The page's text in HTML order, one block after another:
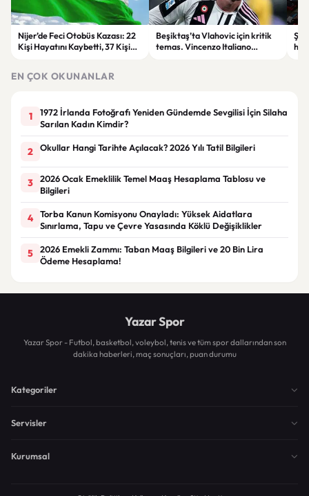
Nijer’de Feci Otobüs Kazası: 22
Kişi Hayatını Kaybetti, 37 Kişi
Beşiktaş’ta Vlahovic için kritik
temas. Vincenzo Italiano
EN ÇOK OKUNANLAR
1
1972 İrlanda Fotoğrafı Yeniden Gündemde Sevgilisi İçin Silaha
Sarılan Kadın Kimdir?
2 Okullar Hangi Tarihte Açılacak? 2026 Yılı Tatil Bilgileri
3
2026 Ocak Emeklilik Temel Maaş Hesaplama Tablosu ve
Bilgileri
4
Torba Kanun Komisyonu Onayladı: Yüksek Aidatlara
Sınırlama, Tapu ve Çevre Yasasında Köklü Değişiklikler
5
2026 Emekli Zammı: Taban Maaş Bilgileri ve 20 Bin Lira
Ödeme Hesaplama!
Yazar Spor
Yazar Spor - Futbol, basketbol, voleybol, tenis ve tüm spor dallarından son
dakika haberleri, maç sonuçları, puan durumu
Kategoriler
Servisler
Kurumsal